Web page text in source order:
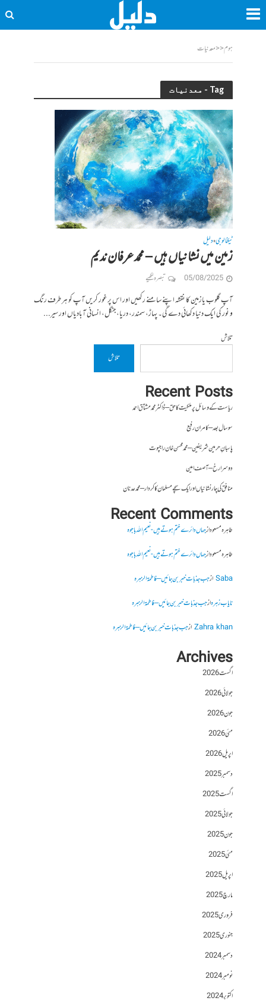
ہوم<<معدنیات
Tag - معدنیات
ٹیکنالوجی•دلیل
زمین میں نشانیاں ہیں – محمد عرفان ندیم
05/08/2025 تبصرہ لکھیے
آپ گلوب یازمین کا نقشہ اپنے سامنے رکھیں اور اس پر غور کریں آپ کو ہر طرف رنگ
و نور کی ایک دنیا دکھائی دے گی۔ پہاڑ، سمندر، دریا، جنگل، انسانی آبادیاں اور سیر...
تلاش
تلاش
Recent Posts
ریاست کے وسائل پر ملکیت کا حق – ڈاکٹر محمد مشتاق احمد
سو سال بعد – کامران رفیع
پاسبانِ حرمین شریفین – محمد محسن خان راجپوت
دوسرا رخ – آصف امین
منافق کی چار نشانیاں اور ایک سچے مسلمان کا کردار – محمد عدنان
Recent Comments
طاہرہ مسعودازجہاں دائرے ختم ہوتے ہیں- نعیم اللہ باجوہ
طاہرہ مسعودازجہاں دائرے ختم ہوتے ہیں- نعیم اللہ باجوہ
Sabaازجب جذبات خبر بن جائیں – فاطمۃالزہرہ
نایاب زہرہازجب جذبات خبر بن جائیں – فاطمۃالزہرہ
Zahra khanازجب جذبات خبر بن جائیں – فاطمۃالزہرہ
Archives
اگست 2026
جولائی 2026
جون 2026
مئی 2026
اپریل 2026
دسمبر 2025
اگست 2025
جولائی 2025
جون 2025
مئی 2025
اپریل 2025
مارچ 2025
فروری 2025
جنوری 2025
دسمبر 2024
نومبر 2024
اکتوبر 2024